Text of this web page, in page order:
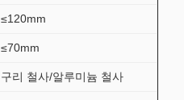
≤120mm
≤70mm
구리 철사/알루미늄 철사